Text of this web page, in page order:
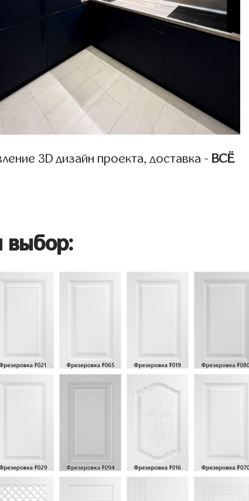
3D дизайн проекта, доставка - ВСЁ
выбор: